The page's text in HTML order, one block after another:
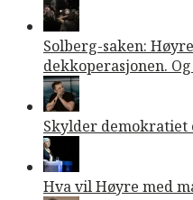
Solberg-saken:
dekkoperasjonen.
Skylder demokratiet
Hva vil Høyre med